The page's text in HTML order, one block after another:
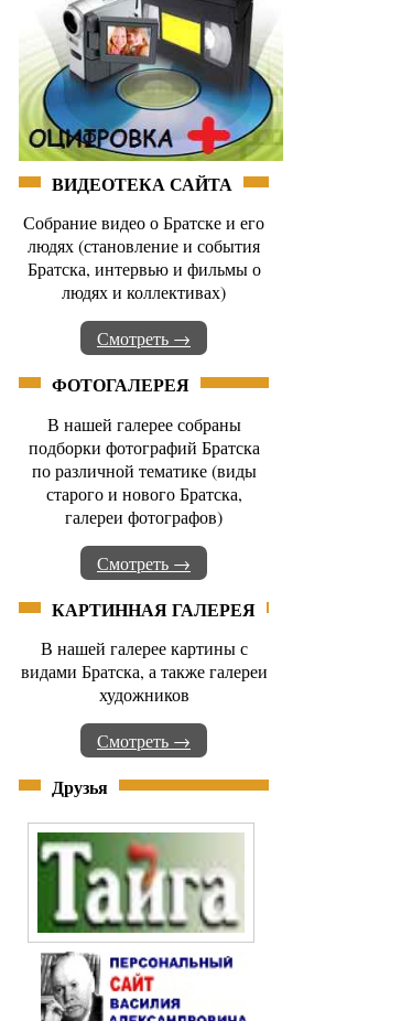
ВИДЕОТЕКА САЙТА
Собрание видео о Братске и его
людях (становление и события
Братска, интервью и фильмы о
людях и коллективах)
Смотреть →
ФОТОГАЛЕРЕЯ
В нашей галерее собраны
подборки фотографий Братска
по различной тематике (виды
старого и нового Братска,
галереи фотографов)
Смотреть →
КАРТИННАЯ ГАЛЕРЕЯ
В нашей галерее картины с
видами Братска, а также галереи
художников
Смотреть →
Друзья